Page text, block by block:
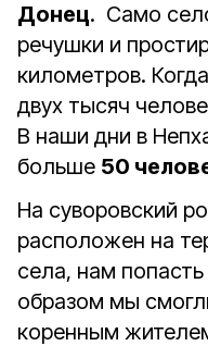
Донец. Само
речушки и
километров.
двух тысяч
В наши дни в
больше 50
На суворовский
расположен на
села, нам
образом мы
коренным